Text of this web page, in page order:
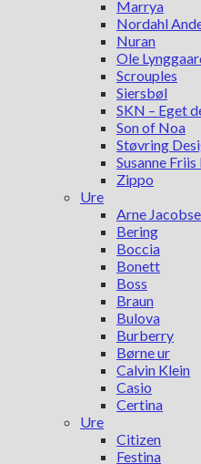
Marrya
Nordahl
Nuran
Ole
Scrouples
Siersbøl
SKN – Eget
Son of Noa
Støvring
Susanne
Zippo
Ure
Arne
Bering
Boccia
Bonett
Boss
Braun
Bulova
Burberry
Børne ur
Calvin Klein
Casio
Certina
Ure
Citizen
Festina